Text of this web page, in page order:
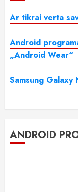
Ar tikrai verta
Android
„Android Wear“
Samsung Galaxy
ANDROID